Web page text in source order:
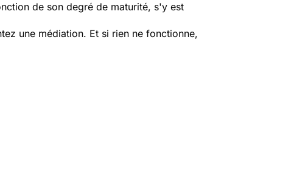
de son degré de maturité, s'y est
une médiation. Et si rien ne fonctionne,